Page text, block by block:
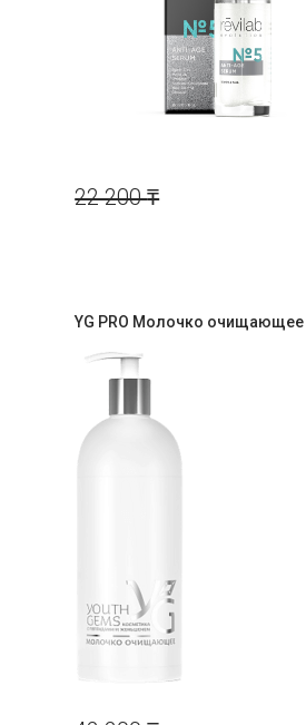
22 200₸
YG PRO Молочко очищающее